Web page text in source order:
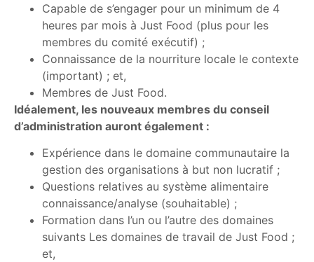
Capable de s’engager pour un minimum de 4
heures par mois à Just Food (plus pour les
membres du comité exécutif) ;
Connaissance de la nourriture locale le contexte
(important) ; et,
Membres de Just Food.
Idéalement, les nouveaux membres du conseil
d’administration auront également :
Expérience dans le domaine communautaire la
gestion des organisations à but non lucratif ;
Questions relatives au système alimentaire
connaissance/analyse (souhaitable) ;
Formation dans l’un ou l’autre des domaines
suivants Les domaines de travail de Just Food ;
et,